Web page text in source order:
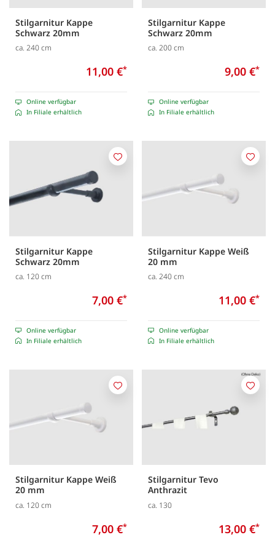
Stilgarnitur Kappe
Schwarz 20mm
ca. 240 cm
11,00 €*
Online verfügbar
In Filiale erhältlich
Stilgarnitur Kappe
Schwarz 20mm
ca. 200 cm
9,00 €*
Online verfügbar
In Filiale erhältlich
Stilgarnitur Kappe
Schwarz 20mm
ca. 120 cm
7,00 €*
Online verfügbar
In Filiale erhältlich
Merken
Stilgarnitur Kappe Weiß
20 mm
ca. 240 cm
11,00 €*
Online verfügbar
In Filiale erhältlich
Stilgarnitur Kappe Weiß
20 mm
ca. 120 cm
7,00 €*
Merken
Stilgarnitur Tevo
Anthrazit
ca. 130
13,00 €*